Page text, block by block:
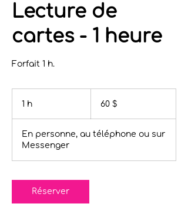
Lecture de
cartes - 1 heure
Forfait 1 h.
1 h
canadiens
60 $
En personne, au téléphone ou sur
Messenger
Réserver